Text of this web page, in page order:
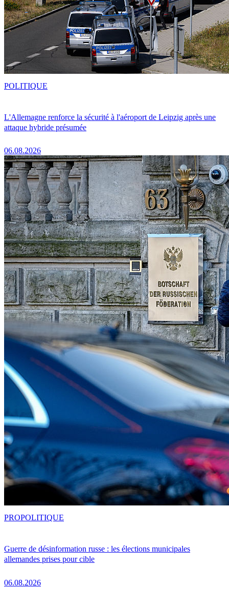
L'Allemagne renforce la sécurité à l'aéroport de Leipzig après une
attaque hybride présumée
06.08.2026
POLITIQUE
Guerre de désinformation russe : les élections municipales
allemandes prises pour cible
06.08.2026
PROPOLITIQUE